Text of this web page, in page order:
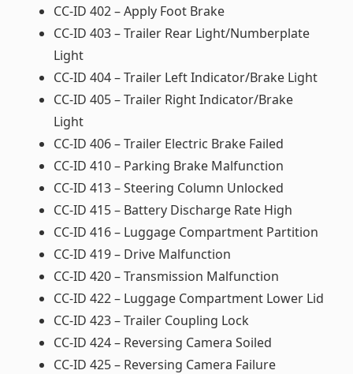
CC-ID 402 – Apply Foot Brake
CC-ID 403 – Trailer Rear Light/Numberplate
Light
CC-ID 404 – Trailer Left Indicator/Brake Light
CC-ID 405 – Trailer Right Indicator/Brake
Light
CC-ID 406 – Trailer Electric Brake Failed
CC-ID 410 – Parking Brake Malfunction
CC-ID 413 – Steering Column Unlocked
CC-ID 415 – Battery Discharge Rate High
CC-ID 416 – Luggage Compartment Partition
CC-ID 419 – Drive Malfunction
CC-ID 420 – Transmission Malfunction
CC-ID 422 – Luggage Compartment Lower Lid
CC-ID 423 – Trailer Coupling Lock
CC-ID 424 – Reversing Camera Soiled
CC-ID 425 – Reversing Camera Failure